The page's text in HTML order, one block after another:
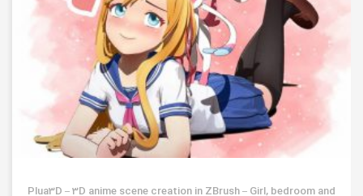
Plua3D – 3D anime scene creation in ZBrush – Girl, bedroom and